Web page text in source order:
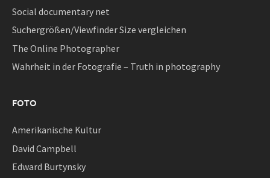
Social documentary net
Suchergrößen/Viewfinder Size vergleichen
The Online Photographer
Wahrheit in der Fotografie – Truth in photography
FOTO
Amerikanische Kultur
David Campbell
Edward Burtynsky